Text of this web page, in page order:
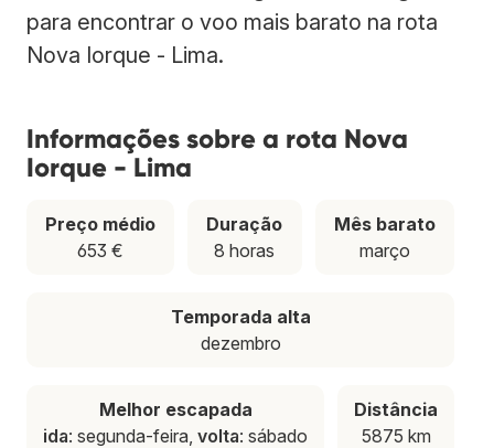
para encontrar o voo mais barato na rota
Nova Iorque - Lima.
Informações sobre a rota Nova
Iorque - Lima
Preço médio
653 €
Duração
8 horas
Mês barato
março
Temporada alta
dezembro
Melhor escapada
ida: segunda-feira, volta: sábado
Distância
5875 km